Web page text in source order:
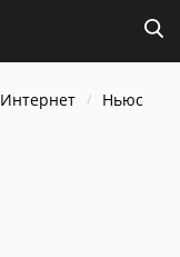
Интернет
Ньюс